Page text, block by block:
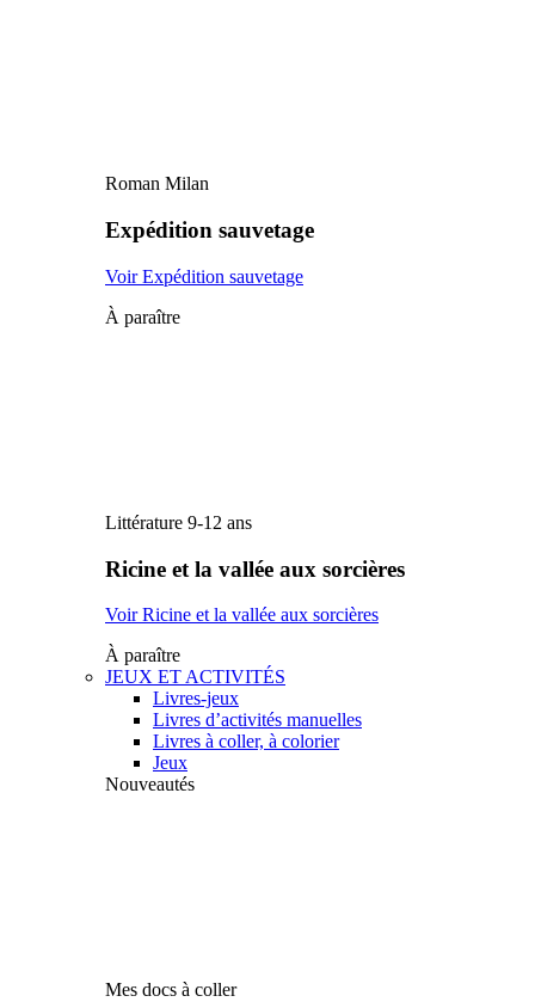
Roman Milan
Expédition sauvetage
Voir Expédition sauvetage
À paraître
Littérature 9-12 ans
Ricine et la vallée aux sorcières
Voir Ricine et la vallée aux sorcières
À paraître
JEUX ET ACTIVITÉS
Livres-jeux
Livres d’activités manuelles
Livres à coller, à colorier
Jeux
Nouveautés
Mes docs à coller